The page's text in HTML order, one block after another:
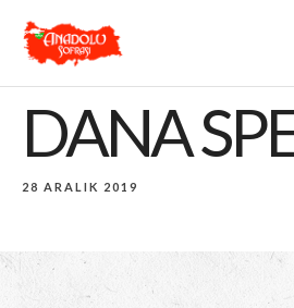
DANA
28 ARALIK 2019